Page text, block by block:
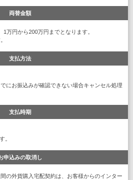
両替金額
万円から200万円までとなります。
支払方法
にお振込みが確認できない場合キャンセル処理
支払時期
。
申込みの取消し
の外貨購入宅配契約は、お客様からのインター